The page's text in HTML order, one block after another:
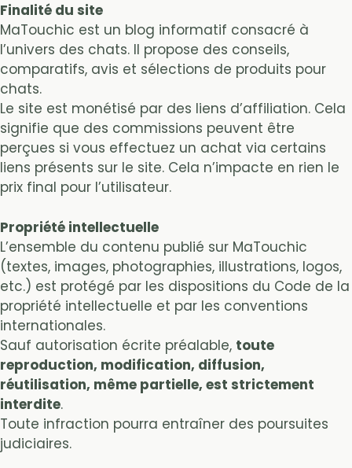
Finalité du site
MaTouchic est un blog informatif consacré à
l’univers des chats. Il propose des conseils,
comparatifs, avis et sélections de produits pour
chats.
Le site est monétisé par des liens d’affiliation. Cela
signifie que des commissions peuvent être
perçues si vous effectuez un achat via certains
liens présents sur le site. Cela n’impacte en rien le
prix final pour l’utilisateur.
Propriété intellectuelle
L’ensemble du contenu publié sur MaTouchic
(textes, images, photographies, illustrations, logos,
etc.) est protégé par les dispositions du Code de la
propriété intellectuelle et par les conventions
internationales.
Sauf autorisation écrite préalable, toute
reproduction, modification, diffusion,
réutilisation, même partielle, est strictement
interdite.
Toute infraction pourra entraîner des poursuites
judiciaires.